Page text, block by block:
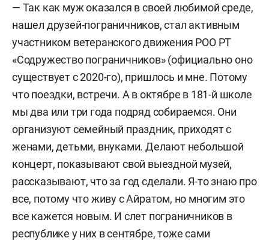
— Так как муж оказался в своей любимой среде,
нашел друзей-пограничников, стал активным
участником ветеранского движения РОО РТ
«Содружество пограничников» (официально оно
существует с 2020-го), пришлось и мне. Потому
что поездки, встречи. А в октябре в 181-й школе
мы два или три года подряд собираемся. Они
организуют семейный праздник, приходят с
женами, детьми, внуками. Делают небольшой
концерт, показывают свой выездной музей,
рассказывают, что за год сделали. Я-то знаю про
все, потому что живу с Айратом, но многим это
все кажется новым. И слет пограничников в
республике у них в сентябре, тоже сами